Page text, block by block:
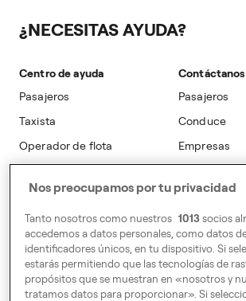
Reserva Anticipada
Seguridad
Manual de conducta
Sostenibilidad
Modern Slavery Statement
Public CbCR for Fiscal Year 2025
¿NECESITAS AYUDA?
Centro de ayuda
Pasajeros
Taxista
Operador de flota
Contáctanos
Pasajeros
Conduce
Empresas
DÓNDE ESTAMOS
C/ Orense 68, 10ª planta,
derecha 28020 Madrid
Carrer de Pamplona, 104.
Nos preocupamos por tu privacidad
Tanto nosotros como nuestros 1013socios
accedemos a datos personales, como datos
identificadores únicos, en tu dispositivo. Si
estarás permitiendo que las tecnologías de
propósitos que se muestran en «nosotros y
tratamos datos para proporcionar». Si